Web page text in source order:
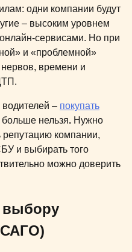
одни компании будут
– высоким уровнем
сервисами. Но при
и «проблемной»
времени и
– покупать
больше нельзя. Нужно
репутацию компании,
и выбирать того
можно доверить
выбору